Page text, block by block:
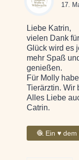
17.
Liebe Katrin,
vielen Dank
Glück wird es
mehr Spaß
genießen.
Für Molly
Tierärztin. Wir
Alles Liebe
Catrin.
🧶 Ein ♥